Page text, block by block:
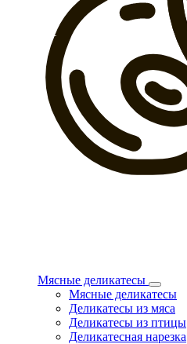
Мясные деликатесы
Мясные деликатесы
Деликатесы из мяса
Деликатесы из птицы
Деликатесная нарезка